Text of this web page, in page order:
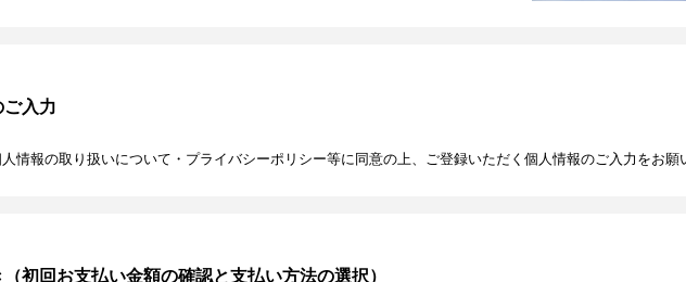
入力
情報の取り扱いについて・プライバシーポリシー等に同意の上、ご登録いただく個人情報のご入力をお願
（初回お支払い金額の確認と支払い方法の選択）